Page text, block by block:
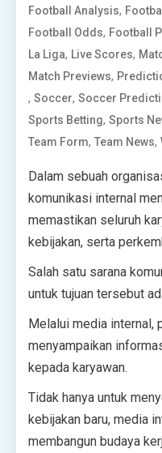
Football Analysis,
Football Odds, Football
La Liga, Live Scores,
Match Previews,
, Soccer, Soccer
Sports Betting, Sports
Team Form, Team News,
Dalam sebuah
komunikasi internal
memastikan seluruh
kebijakan, serta
Salah satu sarana
untuk tujuan tersebut
Melalui media internal,
menyampaikan
kepada karyawan.
Tidak hanya untuk
kebijakan baru, media
membangun budaya